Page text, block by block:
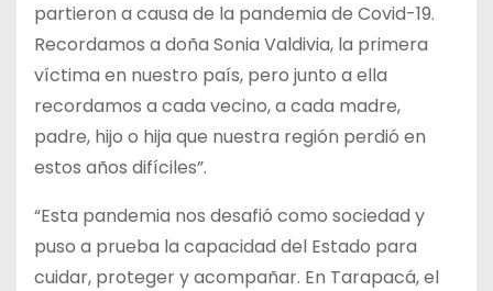
partieron a causa de la pandemia de Covid-19.
Recordamos a doña Sonia Valdivia, la primera
víctima en nuestro país, pero junto a ella
recordamos a cada vecino, a cada madre,
padre, hijo o hija que nuestra región perdió en
estos años difíciles”.
“Esta pandemia nos desafió como sociedad y
puso a prueba la capacidad del Estado para
cuidar, proteger y acompañar. En Tarapacá, el